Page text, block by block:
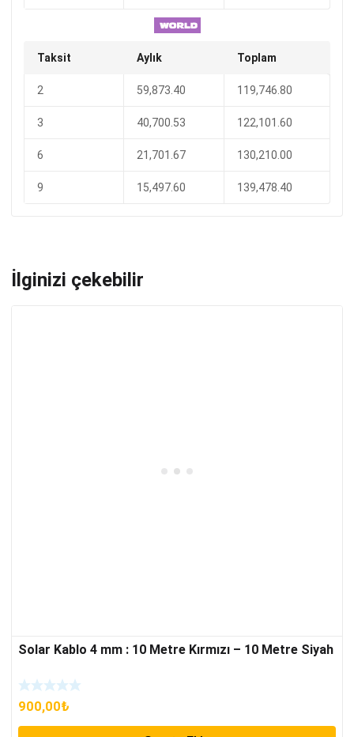
Taksit Aylık Toplam
2 59,873.40 119,746.80
3 40,700.53 122,101.60
6 21,701.67 130,210.00
9 15,497.60 139,478.40
İlginizi çekebilir
Solar Kablo 4 mm : 10 Metre Kırmızı – 10 Metre Siyah
900,00₺